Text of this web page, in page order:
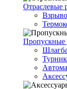
Отраслевые
Пропускные